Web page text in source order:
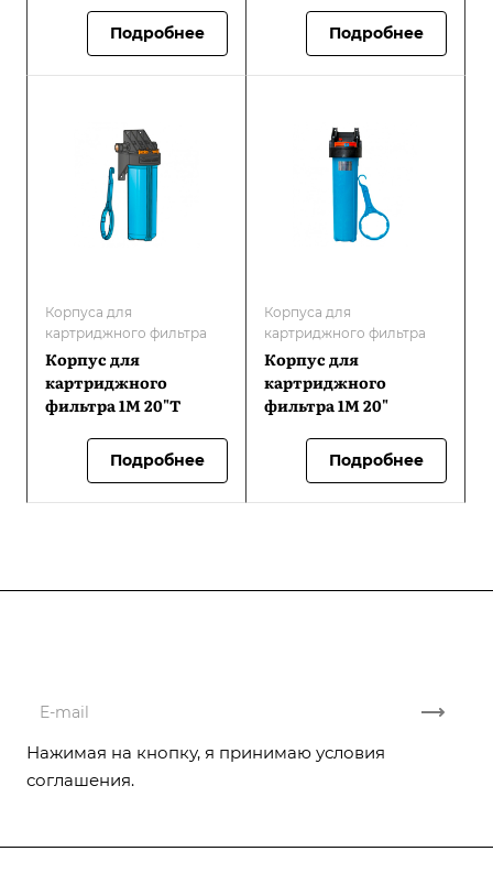
Подробнее Подробнее
Корпуса для
картриджного фильтра
Корпус для
картриджного
фильтра 1М 20"Т
Подробнее
Корпуса для
картриджного фильтра
Корпус для
картриджного
фильтра 1М 20"
Подробнее
Нажимая на кнопку, я принимаю условия
соглашения.